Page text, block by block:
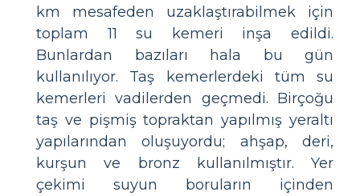
km mesafeden uzaklaştırabilmek için
toplam 11 su kemeri inşa edildi.
Bunlardan bazıları hala bu gün
kullanılıyor. Taş kemerlerdeki tüm su
kemerleri vadilerden geçmedi. Birçoğu
taş ve pişmiş topraktan yapılmış yeraltı
yapılarından oluşuyordu; ahşap, deri,
kurşun ve bronz kullanılmıştır. Yer
çekimi suyun boruların içinden